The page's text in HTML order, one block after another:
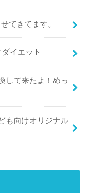
てきてます。
イエット
して来たよ！めっ
も向けオリジナル